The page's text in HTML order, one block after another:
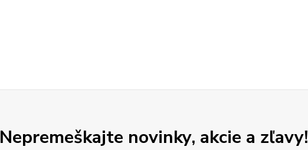
Nepremeškajte novinky, akcie a zľavy!